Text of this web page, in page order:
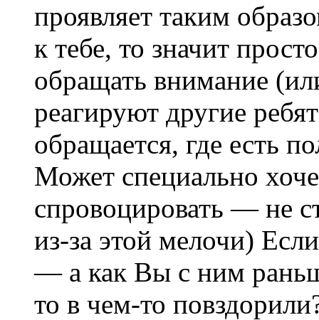
проявляет таким
к тебе, то значит
обращать внимание
реагируют другие
обращается, где есть
Может специально
спровоцировать — не
из-за этой мелочи)
— а как Вы с ним
то в чем-то